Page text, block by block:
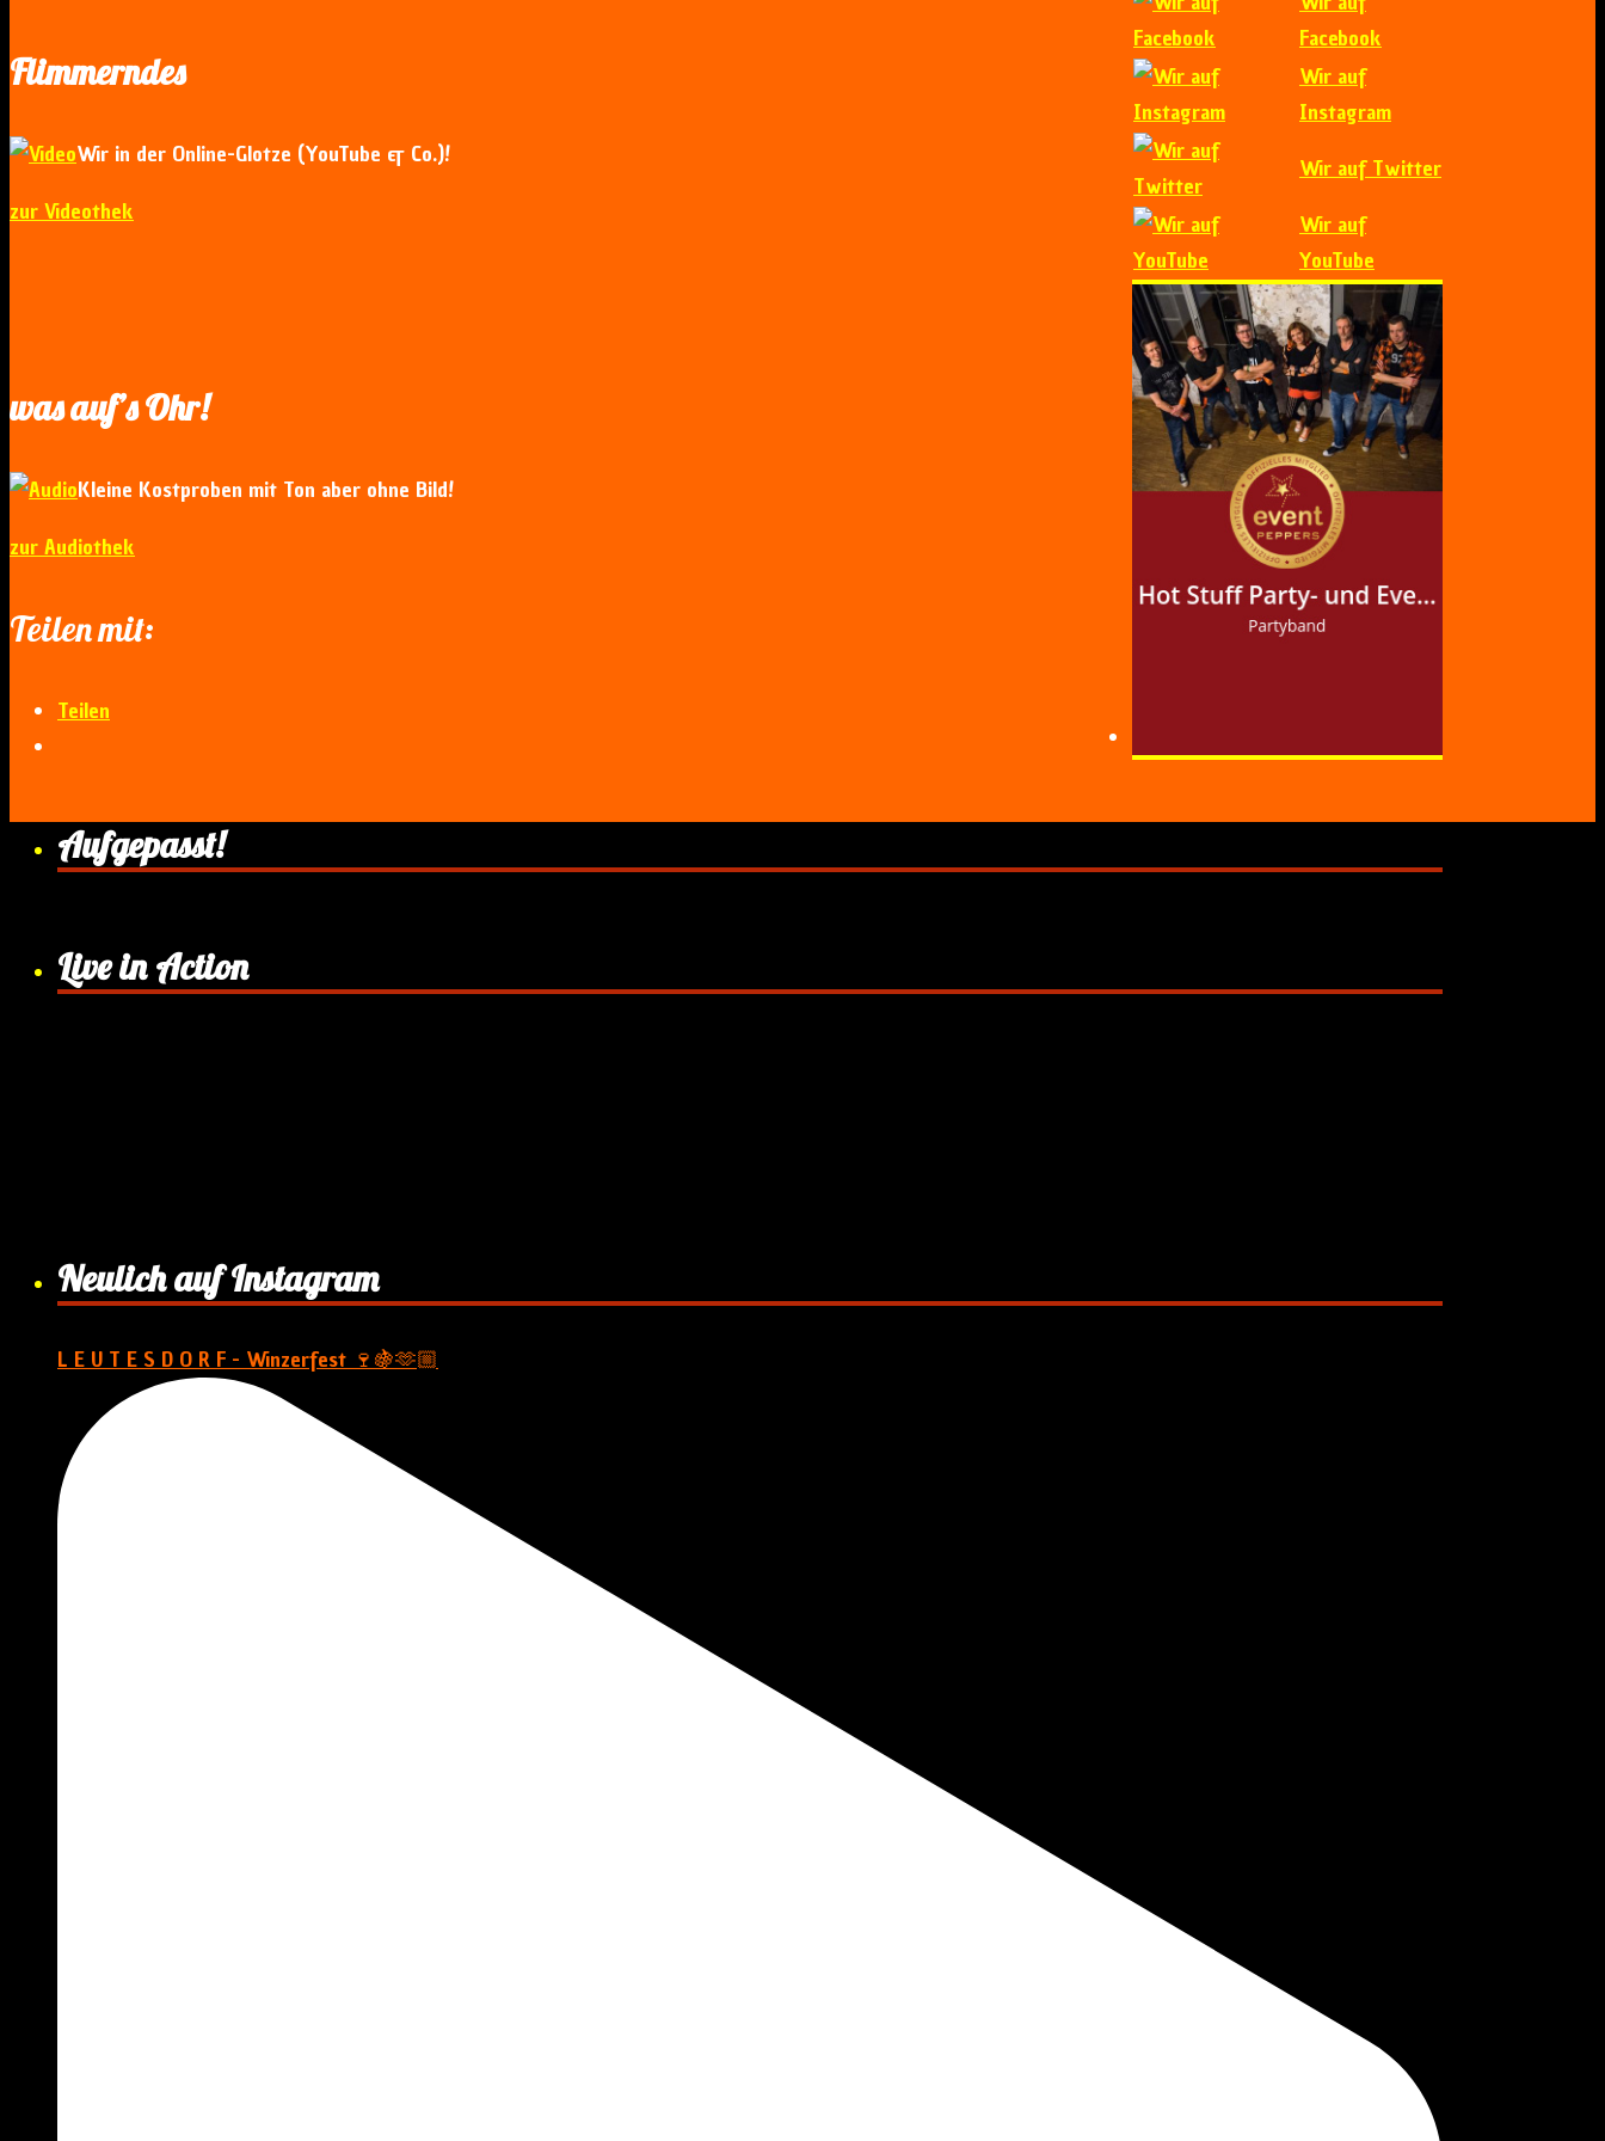
Flimmerndes
Wir in der Online-Glotze (YouTube & Co.)!
zur Videothek
was auf’s Ohr!
Kleine Kostproben mit Ton aber ohne Bild!
zur Audiothek
Teilen mit:
Teilen
Facebook
Wir auf
Instagram
Wir auf Twitter
Wir auf
YouTube
Aufgepasst!
Live in Action
Neulich auf Instagram
L E U T E S D O R F - Winzerfest 🍷🍇🫶🏼